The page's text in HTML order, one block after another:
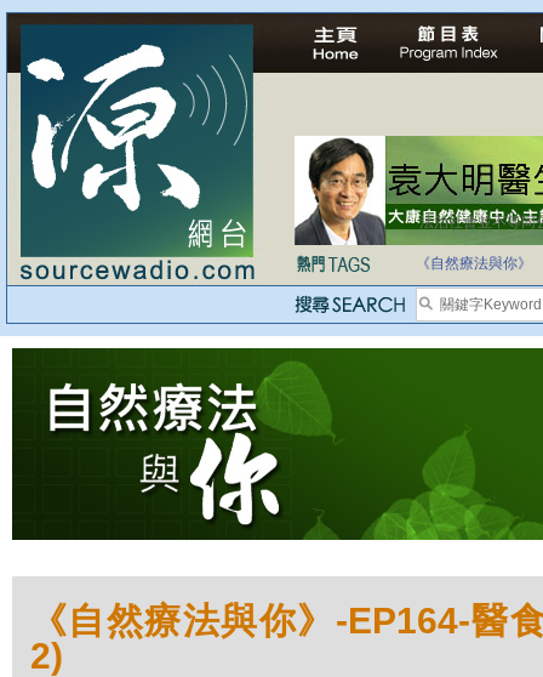
法治社會並不等同
自家教育合法化-
《自然療法與你》
《自然療法與你》-EP164-醫
2)